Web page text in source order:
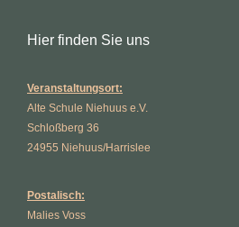
Hier finden Sie uns
Veranstaltungsort:
Alte Schule Niehuus e.V.
Schloßberg 36
24955 Niehuus/Harrislee
Postalisch:
Malies Voss